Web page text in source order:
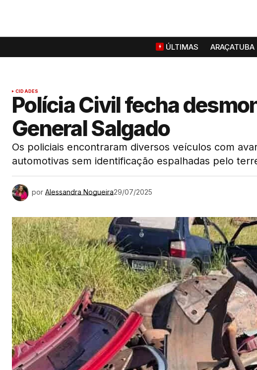
ÚLTIMAS ARAÇATUBA
CIDADES
Polícia Civil fecha
General Salgado
Os policiais encontraram diversos veículos com
automotivas sem identificação espalhadas pelo
por Alessandra Nogueira29/07/2025